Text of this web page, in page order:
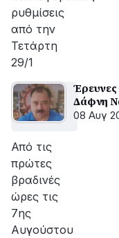
ρυθμίσεις
από την
Τετάρτη
29/1
Έρευνες
Δάφνη
08 Αυγ
Από τις
πρώτες
βραδινές
ώρες τις
7ης
Αυγούστου